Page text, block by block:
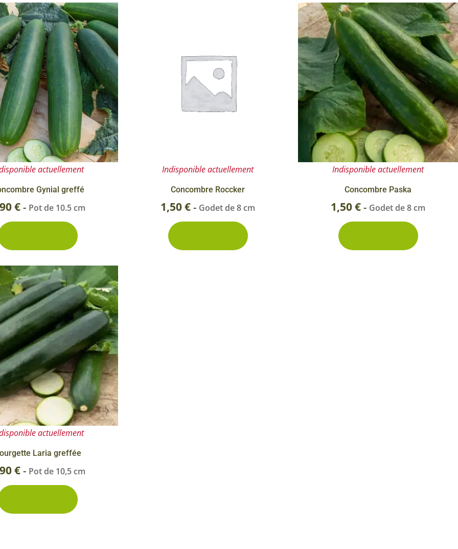
actuellement
Gynial greffé
€- Pot de 10.5 cm
Indisponible actuellement
Concombre Roccker
1,50€- Godet de 8 cm
Indisponible actuellement
Concombre Paska
1,50€- Godet de 8 cm
actuellement
Laria greffée
€- Pot de 10,5 cm